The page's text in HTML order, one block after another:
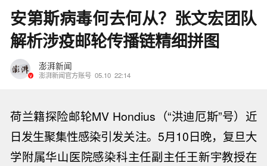
安第斯病毒何去何从？张文宏团队
解析涉疫邮轮传播链精细拼图
澎湃新闻
澎湃新闻官方账号 05.10 22:14
荷兰籍探险邮轮MV Hondius（“洪迪厄斯”号）近
日发生聚集性感染引发关注。5月10日晚，复旦大
学附属华山医院感染科主任副主任王新宇教授在